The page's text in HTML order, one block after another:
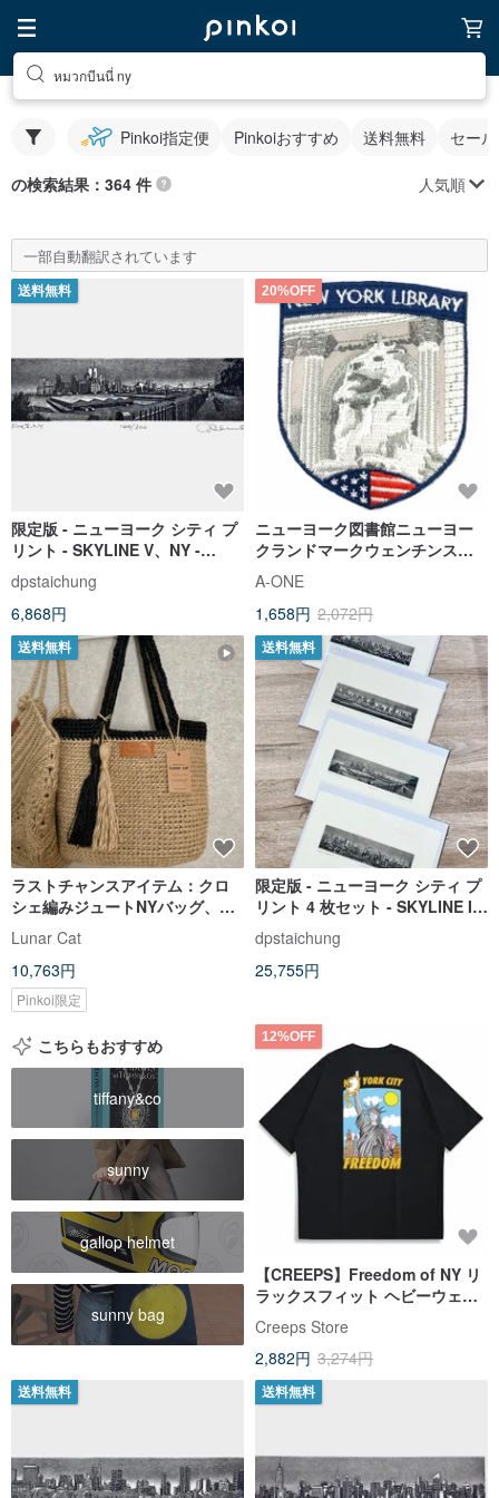
หมวกบีนนี่ ny
Pinkoi指定便 Pinkoiおすすめ 送料無料 セー
の検索結果：364 件 人気順
一部自動翻訳されています
送料無料
限定版 - ニューヨーク シティ プ
リント - SKYLINE V、NY -
140/300
dpstaichung
6,868円
20%OFF
ニューヨーク図書館ニューヨー
クランドマークウェンチンスタ
イルハットアイアンアップリケ
アイロンクロスラベルファブリ
ックアート
A-ONE
1,658円 2,072円
送料無料
ラストチャンスアイテム：クロ
シェ編みジュートNYバッグ、
Almond Lunarbag XXL
Lunar Cat
10,763円
Pinkoi限定
送料無料
限定版 - ニューヨーク シティ プ
リント 4 枚セット - SKYLINE III
IV V VI、NY
dpstaichung
25,755円
こちらもおすすめ
tiffany&co
sunny
gallop helmet
sunny bag
12%OFF
【CREEPS】Freedom of NY リ
ラックスフィット ヘビーウェイ
ト プリントTシャツ
Creeps Store
2,882円 3,274円
送料無料 送料無料